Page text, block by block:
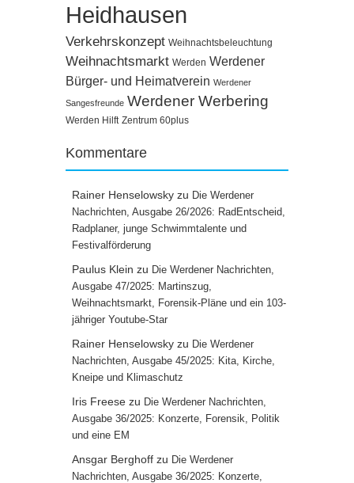
Heidhausen
Verkehrskonzept Weihnachtsbeleuchtung
Weihnachtsmarkt Werden Werdener
Bürger- und Heimatverein Werdener
Sangesfreunde Werdener Werbering
Werden Hilft Zentrum 60plus
Kommentare
Rainer Henselowsky zu Die Werdener
Nachrichten, Ausgabe 26/2026: RadEntscheid,
Radplaner, junge Schwimmtalente und
Festivalförderung
Paulus Klein zu Die Werdener Nachrichten,
Ausgabe 47/2025: Martinszug,
Weihnachtsmarkt, Forensik-Pläne und ein 103-
jähriger Youtube-Star
Rainer Henselowsky zu Die Werdener
Nachrichten, Ausgabe 45/2025: Kita, Kirche,
Kneipe und Klimaschutz
Iris Freese zu Die Werdener Nachrichten,
Ausgabe 36/2025: Konzerte, Forensik, Politik
und eine EM
Ansgar Berghoff zu Die Werdener
Nachrichten, Ausgabe 36/2025: Konzerte,